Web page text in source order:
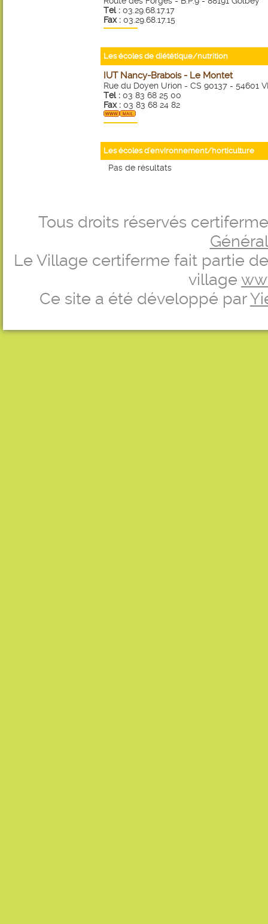
Tel : 03.29.68.17.17
Fax : 03.29.68.17.15
Les écoles de diététique/nutrition
IUT Nancy-Brabois - Le Montet
Rue du Doyen Urion - CS 90137 - 54601
Tel : 03 83 68 25 00
Fax : 03 83 68 24 82
Les écoles d'environnement/horticulture
Pas de résultats
Tous droits réservés
Le Village certiferme fait partie
village
Ce site a été développé par